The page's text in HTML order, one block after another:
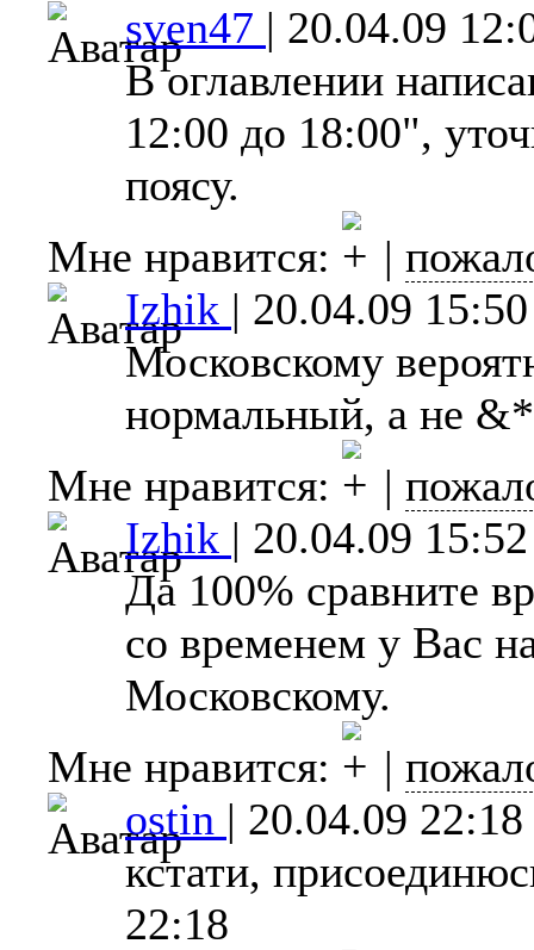
sven47 | 20.04.09
В оглавлении
12:00 до 18:00",
поясу.
Мне нравится:
|
Izhik | 20.04.09 15:50
Московскому
нормальный, а не
Мне нравится:
|
Izhik | 20.04.09 15:52
Да 100% сравните
со временем у Вас
Московскому.
Мне нравится:
|
ostin | 20.04.09 22:18
кстати,
22:18